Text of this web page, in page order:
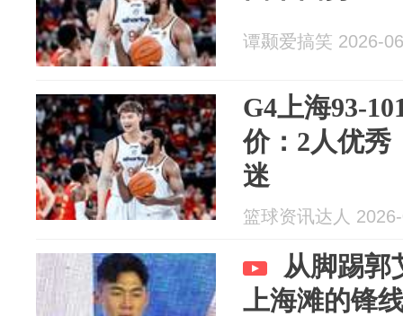
谭颞爱搞笑 2026-
G4上海93-
价：2人优秀
迷
篮球资讯达人
从脚踢郭
上海滩的锋